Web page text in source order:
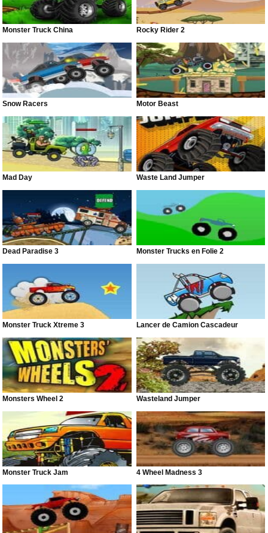
Monster Truck China Rocky Rider 2
Snow Racers Motor Beast
Mad Day Waste Land Jumper
Dead Paradise 3 Monster Trucks en Folie 2
Monster Truck Xtreme 3 Lancer de Camion Cascadeur
Monsters Wheel 2 Wasteland Jumper
Monster Truck Jam 4 Wheel Madness 3